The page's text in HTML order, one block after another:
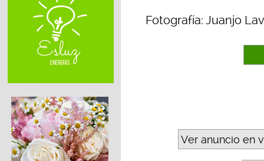
Fotografía: Juanjo
Ver anuncio en